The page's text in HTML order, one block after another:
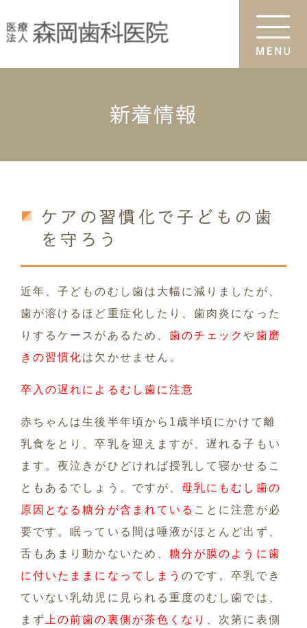
新着情報
ケアの習慣化で子どもの歯
を守ろう
近年、子どものむし歯は大幅に減りましたが、
歯が溶けるほど重症化したり、歯肉炎になった
りするケースがあるため、 歯のチェックや歯磨
きの習慣化は欠かせません。
卒入の遅れによるむし歯に注意
赤ちゃんは生後半年頃から1歳半頃にかけて離
乳食をとり、卒乳を迎えますが、遅れる子もい
ます。夜泣きがひどければ授乳して寝かせるこ
ともあるでしょう。ですが、母乳にもむし歯の
原因となる糖分が含まれている ことに注意が必
要です。眠っている間は唾液がほとんど出ず、
舌もあまり動かないため、 糖分が膜のように歯
に付いたままになってしまうのです。卒乳でき
ていない乳幼児に見られる重度のむし歯では、
まず 上の前歯の裏側が茶色くなり
、次第に表側